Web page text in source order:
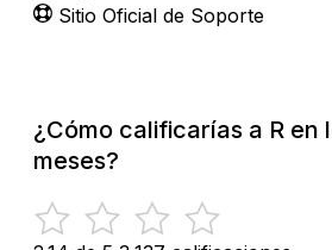
Sitio Oficial de Soporte
¿Cómo calificarías a R en
meses?